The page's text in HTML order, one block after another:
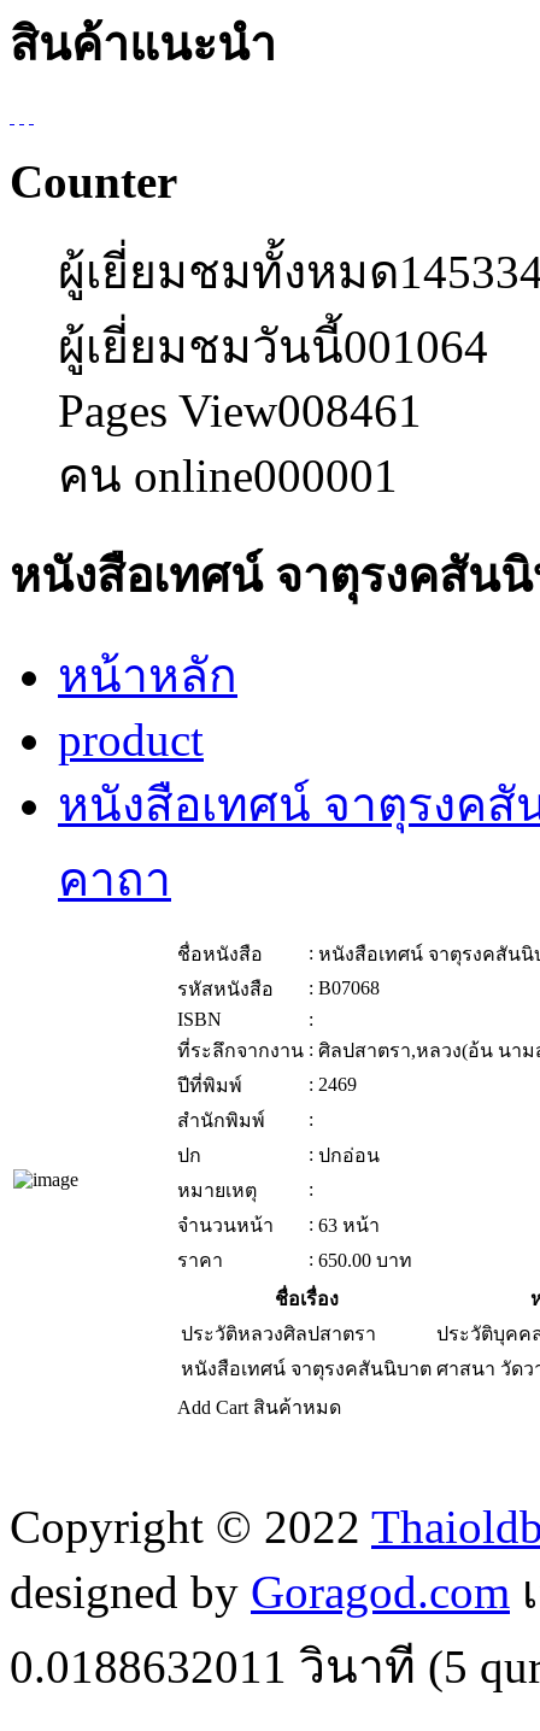
สินค้าแนะนำ
Counter
ผู้เยี่ยมชมทั้งหมด
ผู้เยี่ยมชมวันนี้001064
Pages View008461
คน online000001
หนังสือเทศน์ จาตุรงคสัน
หน้าหลัก
product
หนังสือเทศน์ จาตุรงค
คาถา
ชื่อหนังสือ : หนังสือเทศน์ จาตุรงคสัน
รหัสหนังสือ
: B07068
ISBN
:
ที่ระลึกจากงาน : ศิลปสาตรา,หลวง(อ้น นา
ปีที่พิมพ์
: 2469
สำนักพิมพ์
:
ปก
: ปกอ่อน
หมายเหตุ
:
จำนวนหน้า
: 63 หน้า
ราคา
: 650.00 บาท
ชื่อเรื่อง
ประวัติหลวงศิลปสาตรา
ประวัติบุคค
หนังสือเทศน์ จาตุรงคสันนิบาต ศาสนา วัดว
Add Cart สินค้าหมด
Copyright © 2022
designed by Goragod.com
0.0188632011 วินาที (5